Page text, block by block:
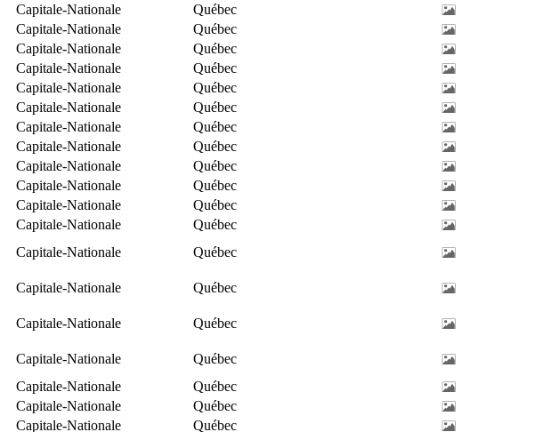
Capitale-Nationale
Québec
Capitale-Nationale
Québec
Capitale-Nationale
Québec
Capitale-Nationale
Québec
Capitale-Nationale
Québec
Capitale-Nationale
Québec
Capitale-Nationale
Québec
Capitale-Nationale
Québec
Capitale-Nationale
Québec
Capitale-Nationale
Québec
Capitale-Nationale
Québec
Capitale-Nationale
Québec
Capitale-Nationale
Québec
Capitale-Nationale
Québec
Capitale-Nationale
Québec
Capitale-Nationale
Québec
Capitale-Nationale
Québec
Capitale-Nationale
Québec
Capitale-Nationale Québec